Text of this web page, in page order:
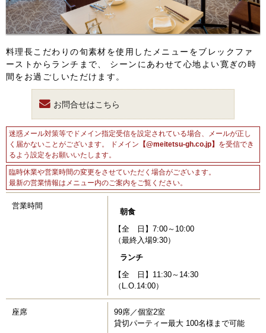
宿泊プラン一覧
料理長こだわりの旬素材を使用したメニューをブレックファ
ーストからランチまで、 シーンにあわせて心地よい寛ぎの時
間をお過ごしいただけます。
お問合せはこちら
迷惑メール対策等でドメイン指定受信を設定されている場合、メールが正し
く届かないことがございます。
ドメイン 【@meitetsu-gh.co.jp】 を受信でき
るよう設定をお願いいたします。
臨時休業や営業時間の変更をさせていただく場合がございます。
最新の営業情報はメニュー内のご案内をご覧ください。
営業時間
朝食
【全 日】7:00～10:00
（最終入場9:30）
ランチ
【全 日】11:30～14:30
（L.O.14:00）
座席
99席／個室2室
貸切パーティー最大 100名様まで可能